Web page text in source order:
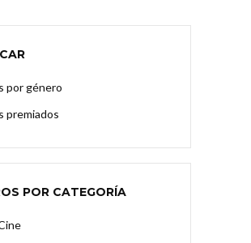
por género
premiados
POR CATEGORÍA